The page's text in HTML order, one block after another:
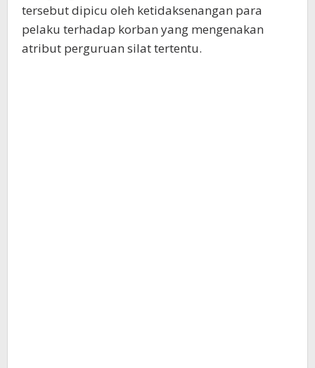
tersebut dipicu oleh ketidaksenangan para
pelaku terhadap korban yang mengenakan
atribut perguruan silat tertentu.